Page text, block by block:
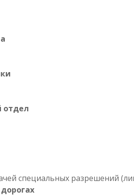
отдел
специальных разрешений